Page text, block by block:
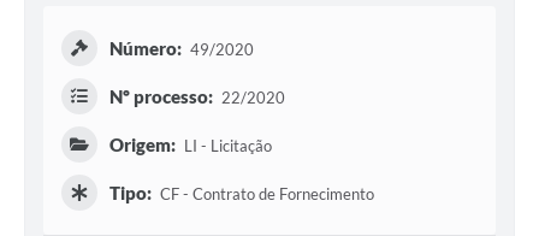
Número: 49/2020
Nº processo: 22/2020
Origem: LI - Licitação
Tipo: CF - Contrato de Fornecimento